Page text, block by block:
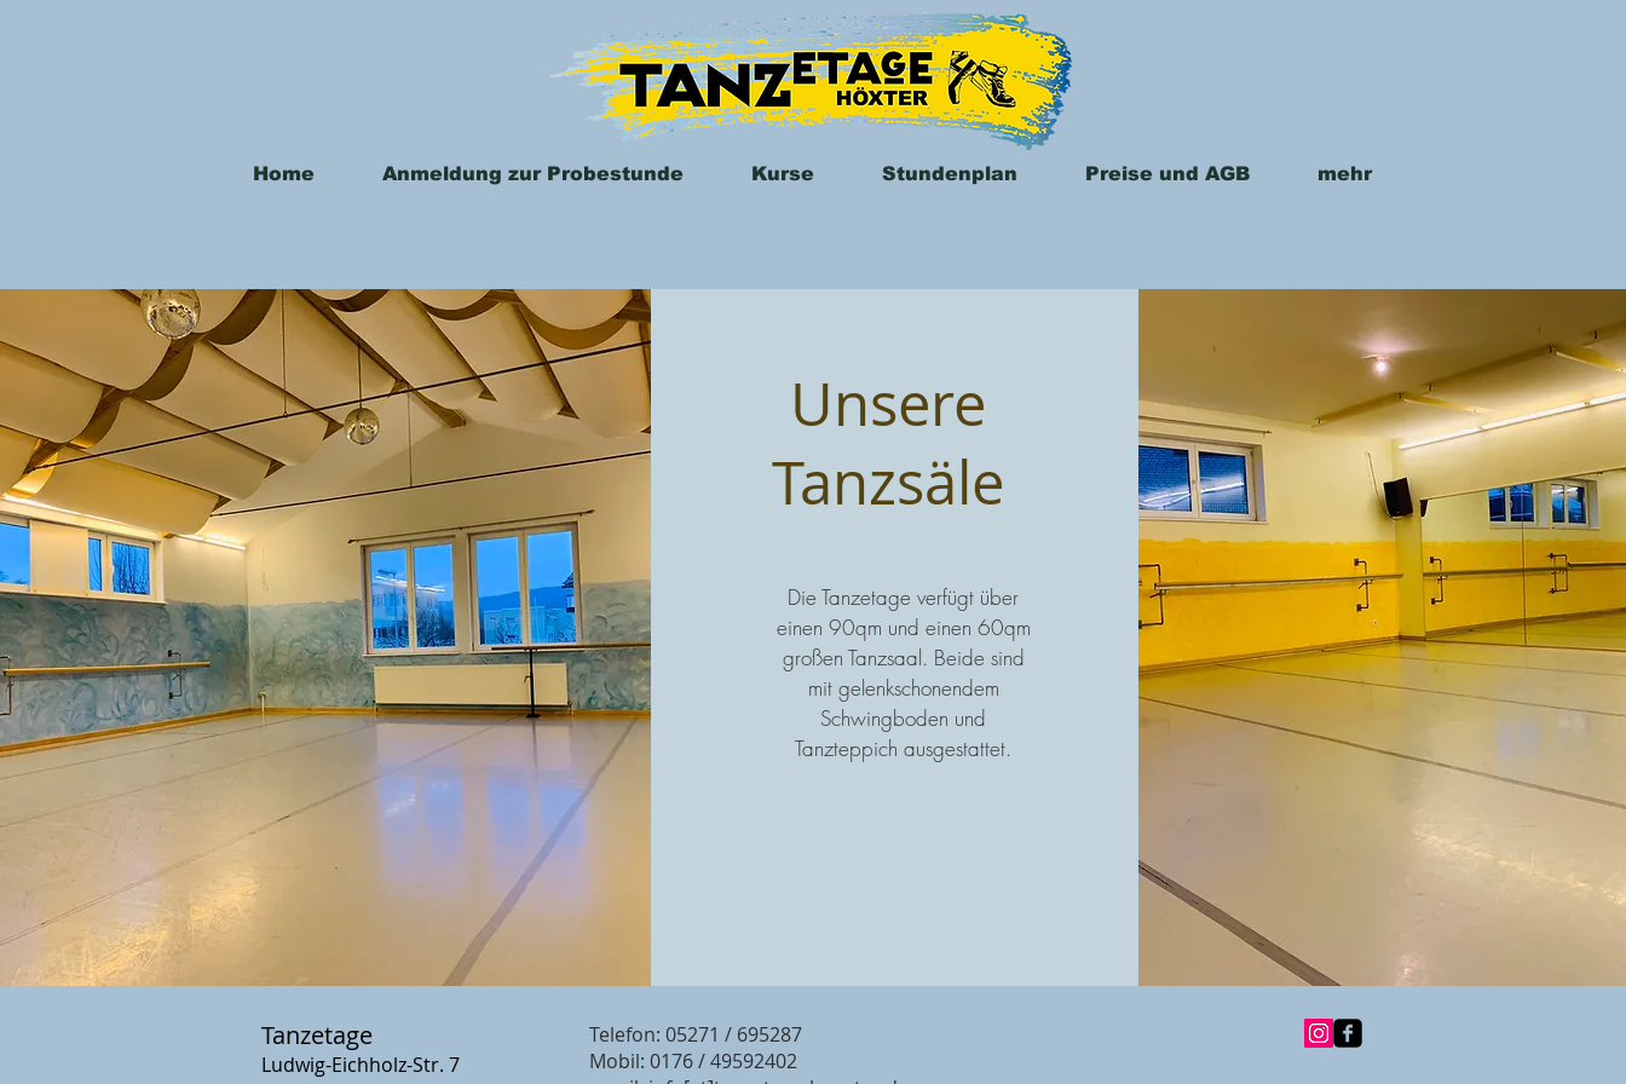
Home Anmeldung zur Probestunde Kurse Stundenplan Preise und AGB mehr
Unsere
Tanzsäle
Die Tanzetage verfügt über
einen 90qm und einen 60qm
großen Tanzsaal. Beide sind
mit gelenkschonendem
Schwingboden und
Tanzteppich ausgestattet.
Tanzetage
Ludwig-Eichholz-Str. 7
Telefon: 05271 / 695287
Mobil: 0176 / 49592402